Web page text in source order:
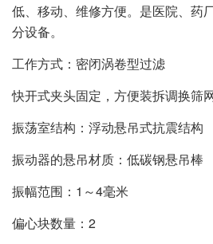
低、移动、维修方便。是医院、药
分设备。
工作方式：密闭涡卷型过滤
快开式夹头固定，方便装拆调换筛
振荡室结构：浮动悬吊式抗震结构
振动器的悬吊材质：低碳钢悬吊棒
振幅范围：1～4毫米
偏心块数量：2